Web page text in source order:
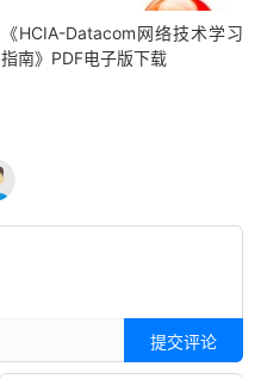
《HCIA-Datacom网络技术学习
指南》PDF电子版下载
提交评论